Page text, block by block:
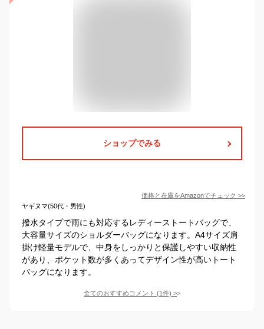
ショップでみる
価格と在庫をAmazonでチェック >>
ヤギヌマ(50代・男性)
撥水タイプで雨にも対応するレディーストートバッグで、
大容量サイズのショルダーバッグになります。A4サイズ肩
掛け軽量モデルで、中身をしっかりと保護しやすい収納性
があり、ポケット数が多くあってデザイン性が高いトート
バッグになります。
全てのおすすめコメント (1件) >